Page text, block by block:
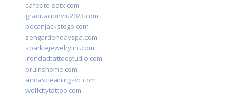
cafecito-satx.com
graduacionviu2023.com
pecanjackstogo.com
zengardendayspa.com
sparklejewelryinc.com
ironcladtattoostudio.com
bruinshome.com
annascleaningsvc.com
wolfcitytattoo.com